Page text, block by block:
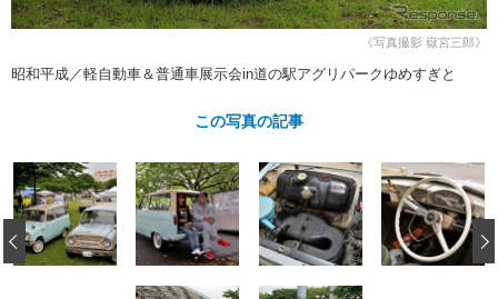
ショップレポート プロショップ検索
レストア
カーメーカー「旧車」関連プロジ
コラム
イベント
《写真撮影 嶽宮三郎》
昭和平成／軽自動車＆普通車展示会in道の駅アグリパークゆめすぎと
この写真の記事
‹